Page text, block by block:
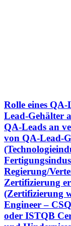
Rolle eines
Lead-Gehälter
QA-Leads an
von QA-Lead-
Regierung/
Zertifizierung
(Zertifizierung
Engineer –
oder ISTQB